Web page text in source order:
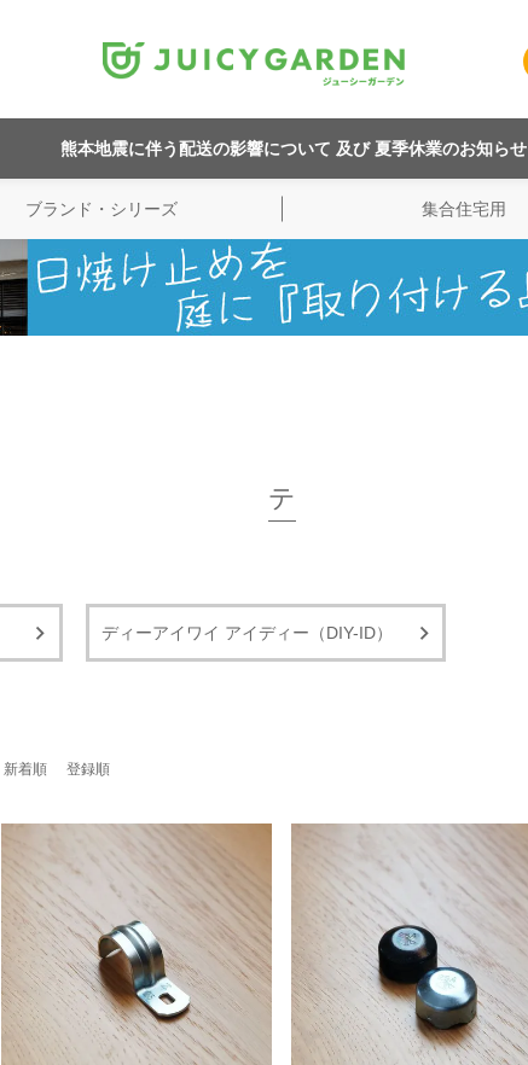
熊本地震に伴う配送の影響について 及び 夏季休業のお知らせ
ブランド・シリーズ 集合住宅用
テ
ディーアイワイ アイディー（DIY-ID）
新着順 登録順